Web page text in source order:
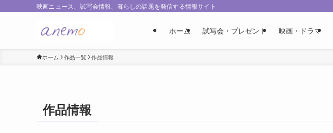
映画ニュース、試写会情報、暮らしの話題を発信する情報サイト
ホーム 試写会・プレゼント 映画・ドラマ
ホーム 作品一覧 作品情報
作品情報